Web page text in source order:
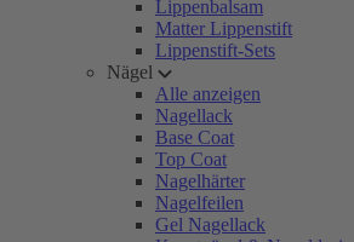
Lippenbalsam
Matter Lippenstift
Lippenstift-Sets
Nägel
Alle anzeigen
Nagellack
Base Coat
Top Coat
Nagelhärter
Nagelfeilen
Gel Nagellack